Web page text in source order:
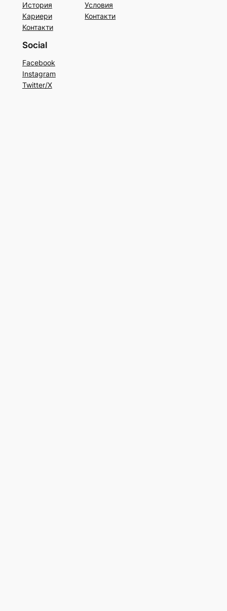
История
Кариери
Контакти
Условия
Контакти
Social
Facebook
Instagram
Twitter/X